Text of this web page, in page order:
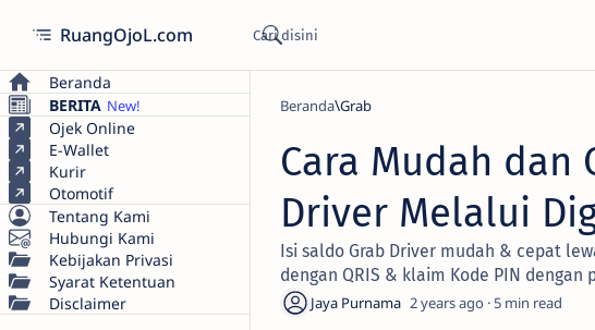
RuangOjoL.com
Beranda
BERITA
Ojek Online
E-Wallet
Kurir
Otomotif
Tentang Kami
Hubungi Kami
Kebijakan Privasi
Syarat Ketentuan
Disclaimer
Beranda Grab
Cara Mudah dan
Driver Melalui
Isi saldo Grab Driver mudah & cepat
dengan QRIS & klaim Kode PIN dengan
2 years ago 5